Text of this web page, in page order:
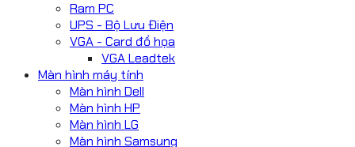
Ram PC
UPS - Bộ Lưu Điện
VGA - Card đồ họa
VGA Leadtek
Màn hình máy tính
Màn hình Dell
Màn hình HP
Màn hình LG
Màn hình Samsung